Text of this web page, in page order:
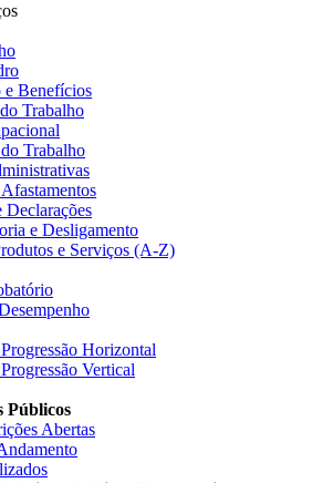
e Benefícios
Trabalho
Trabalho
Declarações
e Desligamento
e Serviços (A-Z)
Horizontal
Vertical
Públicos
Abertas